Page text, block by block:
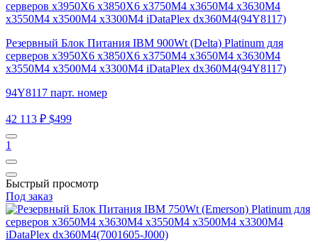
Резервный Блок Питания IBM 900Wt (Delta) Platinum для
серверов x3950X6 x3850X6 x3750M4 x3650M4 x3630M4
x3550M4 x3500M4 x3300M4 iDataPlex dx360M4(94Y8117)
94Y8117 парт. номер
42 113 ₽ $499
1
Быстрый просмотр
Под заказ